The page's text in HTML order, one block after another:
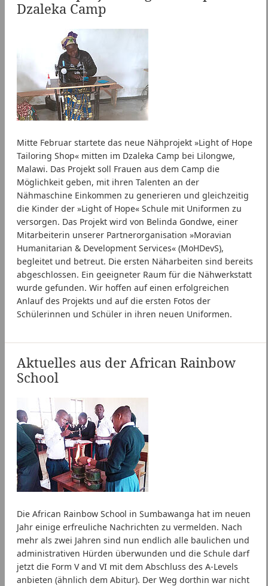
Dzaleka Camp
Mitte Februar startete das neue Nähprojekt »Light of Hope
Tailoring Shop« mitten im Dzaleka Camp bei Lilongwe,
Malawi. Das Projekt soll Frauen aus dem Camp die
Möglichkeit geben, mit ihren Talenten an der
Nähmaschine Einkommen zu generieren und gleichzeitig
die Kinder der »Light of Hope« Schule mit Uniformen zu
versorgen. Das Projekt wird von Belinda Gondwe, einer
Mitarbeiterin unserer Partnerorganisation »Moravian
Humanitarian & Development Services« (MoHDevS),
begleitet und betreut. Die ersten Näharbeiten sind bereits
abgeschlossen. Ein geeigneter Raum für die Nähwerkstatt
wurde gefunden. Wir hoffen auf einen erfolgreichen
Anlauf des Projekts und auf die ersten Fotos der
Schülerinnen und Schüler in ihren neuen Uniformen.
Aktuelles aus der African Rainbow
School
Die African Rainbow School in Sumbawanga hat im neuen
Jahr einige erfreuliche Nachrichten zu vermelden. Nach
mehr als zwei Jahren sind nun endlich alle baulichen und
administrativen Hürden überwunden und die Schule darf
jetzt die Form V and VI mit dem Abschluss des A-Levels
anbieten (ähnlich dem Abitur). Der Weg dorthin war nicht